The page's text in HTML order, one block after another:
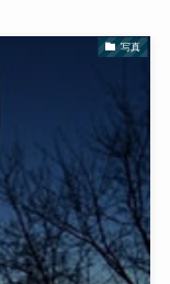
写真